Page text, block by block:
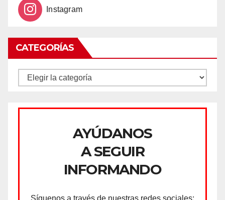
Instagram
CATEGORÍAS
CATEGORÍAS
AYÚDANOS
A SEGUIR
INFORMANDO